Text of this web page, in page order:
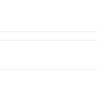
(サプリの場合、基本的に発送